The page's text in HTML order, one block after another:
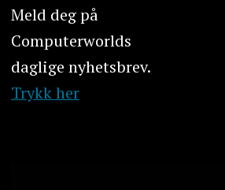
Meld deg på
Computerworlds
daglige nyhetsbrev.
Trykk her